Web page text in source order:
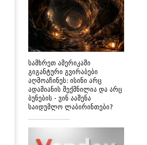
სამხრეთ ამერიკაში
გიგანტური გვირაბები
აღმოაჩინეს: ისინი არც
ადამიანის შექმნილია და არც
ბუნების - ვინ ააშენა
საიდუმლო ლაბირინთები?